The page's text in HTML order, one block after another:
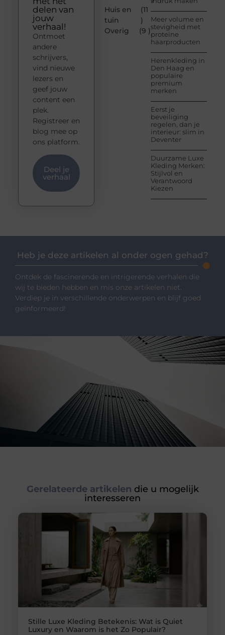
Huis en
tuin
(11
)
Overig
(9 )
Meer volume en
stevigheid met
proteïne
haarproducten
Herenkleding in
Den Haag en
populaire
premium
merken
Eerst je
beveiliging
regelen, dan je
interieur: slim in
Deventer
Duurzame Luxe
Kleding Merken:
Stijlvol en
Verantwoord
Kiezen
delen van
jouw
verhaal!
Ontmoet
andere
schrijvers,
vind nieuwe
lezers en
geef jouw
content een
plek.
Registreer en
blog mee op
ons platform.
Deel je
verhaal
Heb je deze artikelen al onder ogen gehad?
Ontdek de fascinerende en intrigerende verhalen die
wij te bieden hebben en mis onze artikelen niet.
Verdiep je in verschillende onderwerpen en blijf goed
geïnformeerd!
Gerelateerde artikelen die u mogelijk
interesseren
Stille Luxe Kleding Betekenis: Wat is Quiet
Luxury en Waarom is het Zo Populair?